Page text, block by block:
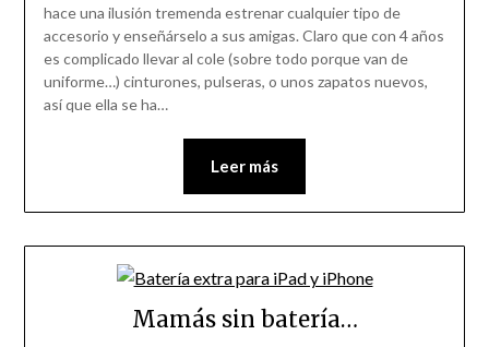
hace una ilusión tremenda estrenar cualquier tipo de
accesorio y enseñárselo a sus amigas. Claro que con 4 años
es complicado llevar al cole (sobre todo porque van de
uniforme…) cinturones, pulseras, o unos zapatos nuevos,
así que ella se ha…
Leer más
Mamás sin batería…